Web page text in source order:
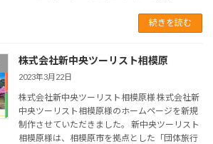
続きを読む
株式会社新中央ツーリスト相模原
2023年3月22日
株式会社新中央ツーリスト相模原様 株式会社新
中央ツーリスト相模原様のホームページを新規
制作させていただきました。 新中央ツーリスト
相模原様は、相模原市を拠点とした「団体旅行